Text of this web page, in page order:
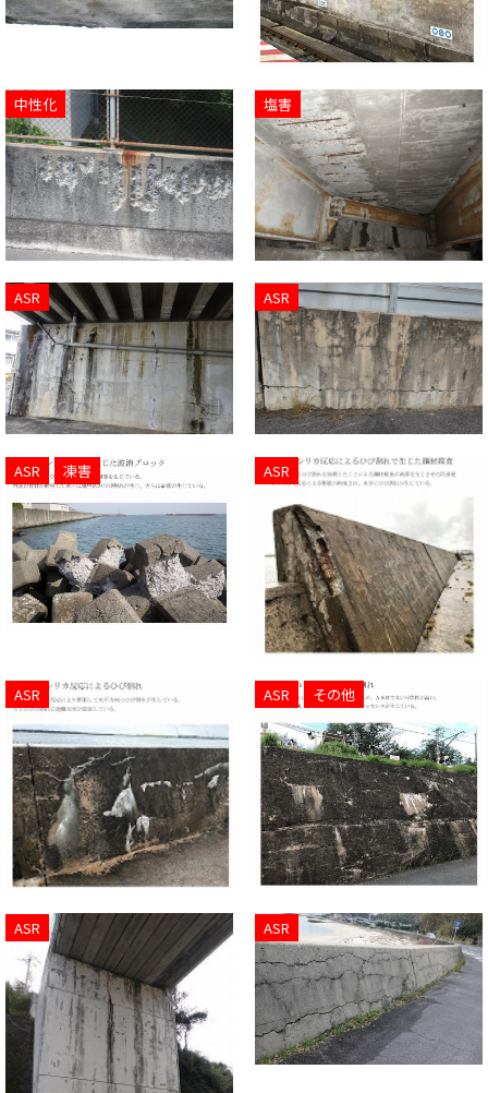
中性化 塩害
ASR ASR
ASR 凍害 ASR
ASR ASR その他
ASR ASR